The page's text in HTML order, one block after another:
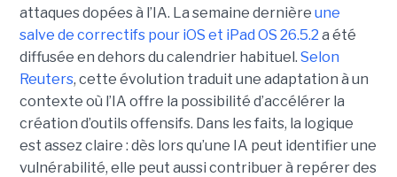
attaques dopées à l’IA. La semaine dernière une
salve de correctifs pour iOS et iPad OS 26.5.2 a été
diffusée en dehors du calendrier habituel. Selon
Reuters, cette évolution traduit une adaptation à un
contexte où l’IA offre la possibilité d’accélérer la
création d’outils offensifs. Dans les faits, la logique
est assez claire : dès lors qu’une IA peut identifier une
vulnérabilité, elle peut aussi contribuer à repérer des